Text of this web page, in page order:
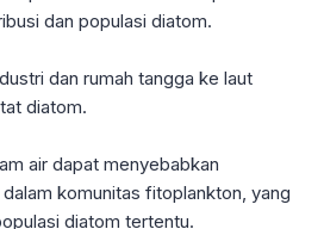
dan populasi diatom.
dan rumah tangga ke laut
diatom.
air dapat menyebabkan
komunitas fitoplankton, yang
diatom tertentu.